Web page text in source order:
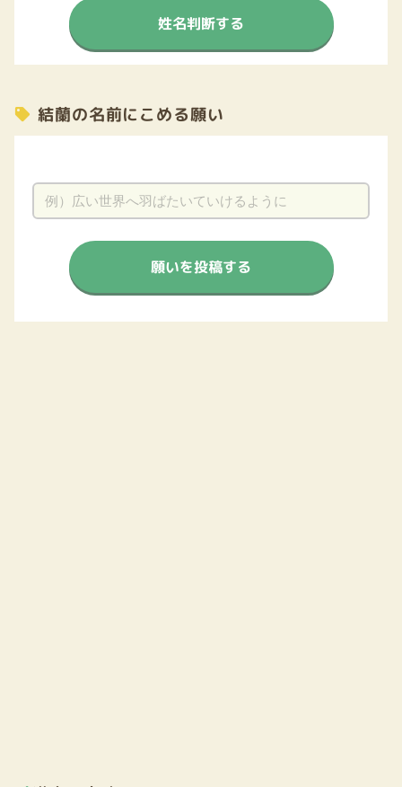
姓名判断する
結蘭の名前にこめる願い
願いを投稿する